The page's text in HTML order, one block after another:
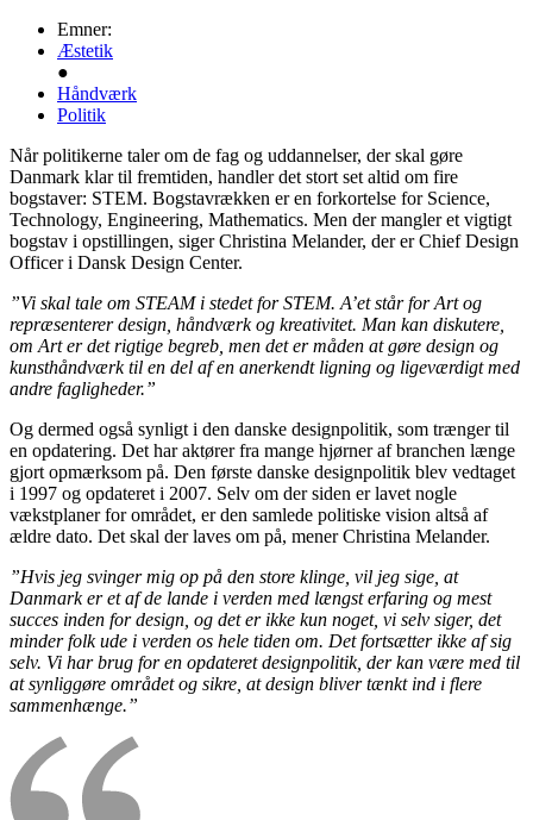
Emner:
Æstetik
●
Håndværk
Politik
Når politikerne taler om de fag og uddannelser, der skal gøre
Danmark klar til fremtiden, handler det stort set altid om fire
bogstaver: STEM. Bogstavrækken er en forkortelse for Science,
Technology, Engineering, Mathematics. Men der mangler et vigtigt
bogstav i opstillingen, siger Christina Melander, der er Chief Design
Officer i Dansk Design Center.
”Vi skal tale om STEAM i stedet for STEM. A’et står for Art og
repræsenterer design, håndværk og kreativitet. Man kan diskutere,
om Art er det rigtige begreb, men det er måden at gøre design og
kunsthåndværk til en del af en anerkendt ligning og ligeværdigt med
andre fagligheder.”
Og dermed også synligt i den danske designpolitik, som trænger til
en opdatering. Det har aktører fra mange hjørner af branchen længe
gjort opmærksom på. Den første danske designpolitik blev vedtaget
i 1997 og opdateret i 2007. Selv om der siden er lavet nogle
vækstplaner for området, er den samlede politiske vision altså af
ældre dato. Det skal der laves om på, mener Christina Melander.
”Hvis jeg svinger mig op på den store klinge, vil jeg sige, at
Danmark er et af de lande i verden med længst erfaring og mest
succes inden for design, og det er ikke kun noget, vi selv siger, det
minder folk ude i verden os hele tiden om. Det fortsætter ikke af sig
selv. Vi har brug for en opdateret designpolitik, der kan være med til
at synliggøre området og sikre, at design bliver tænkt ind i flere
sammenhænge.”